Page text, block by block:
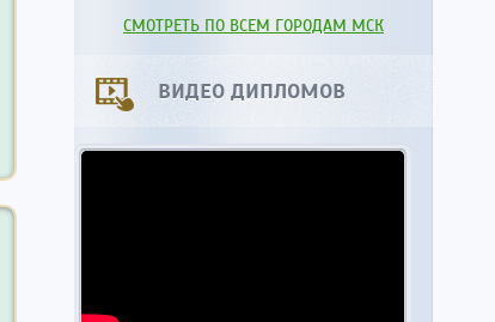
СМОТРЕТЬ ПО ВСЕМ ГОРОДАМ МСК
ВИДЕО ДИПЛОМОВ